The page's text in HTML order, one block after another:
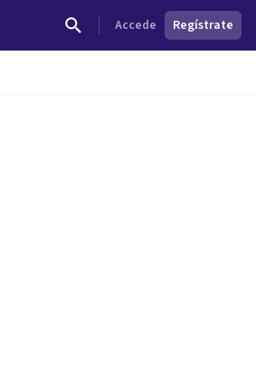
Accede Regístrate